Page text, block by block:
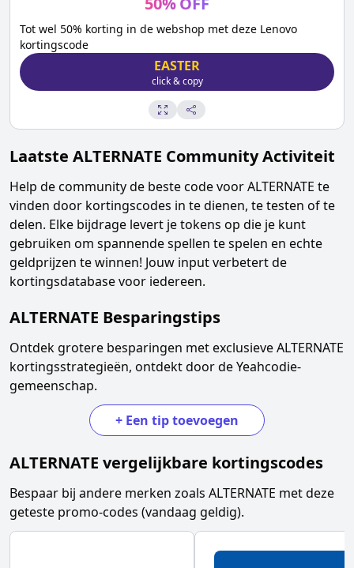
Tot wel 50% korting in de webshop met deze Lenovo
kortingscode
EASTER
click & copy
Laatste ALTERNATE Community Activiteit
Help de community de beste code voorALTERNATE te
vinden door kortingscodes in te dienen, te testen of te
delen. Elke bijdrage levert je tokens op die je kunt
gebruiken om spannende spellen te spelen en echte
geldprijzen te winnen! Jouw input verbetert de
kortingsdatabase voor iedereen.
ALTERNATE Besparingstips
Ontdek grotere besparingen met exclusieveALTERNATE
kortingsstrategieën, ontdekt door de Yeahcodie-
gemeenschap.
+ Een tip toevoegen
ALTERNATE vergelijkbare kortingscodes
Bespaar bij andere merken zoals ALTERNATE met deze
geteste promo-codes (vandaag geldig).